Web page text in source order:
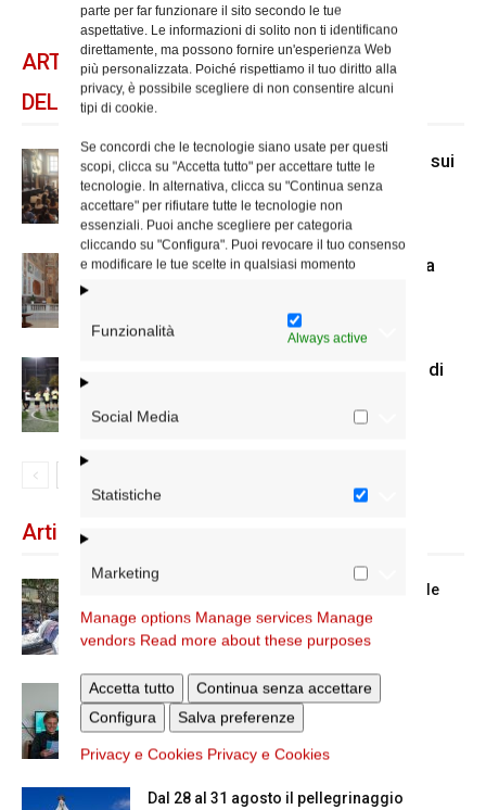
parte per far funzionare il sito secondo le tue
aspettative. Le informazioni di solito non ti identificano
direttamente, ma possono fornire un'esperienza Web
più personalizzata. Poiché rispettiamo il tuo diritto alla
privacy, è possibile scegliere di non consentire alcuni
tipi di cookie.
Se concordi che le tecnologie siano usate per questi
scopi, clicca su "Accetta tutto" per accettare tutte le
tecnologie. In alternativa, clicca su "Continua senza
accettare" per rifiutare tutte le tecnologie non
essenziali. Puoi anche scegliere per categoria
cliccando su "Configura". Puoi revocare il tuo consenso
e modificare le tue scelte in qualsiasi momento
Funzionalità Always active
Social Media
Statistiche
Marketing
Manage options Manage services Manage
vendors Read more about these purposes
Accetta tutto
Continua senza accettare
Configura
Salva preferenze
Privacy e Cookies Privacy e Cookies
ARTICOLI CORRELATI
DELLO STESSO AUTORE
A San Carlo al Corso mostra di Mcl sui
senza dimora
Il nuovo accesso alla cripta di Santa
Us Acli Roma, cominciato il torneo di
Articoli recenti
Spin Time: la dichiarazione del cardinale
vicario
Scienze Applicate, la nuova proposta
dell’Istituto Paritario Sant’Apollinare
Dal 28 al 31 agosto il pellegrinaggio